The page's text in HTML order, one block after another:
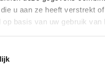
u aan ze heeft verstrekt
op basis van uw gebruik van